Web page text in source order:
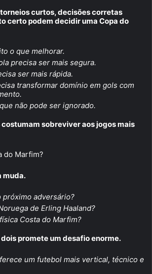
curtos, decisões corretas
certo podem decidir uma Copa do
o que melhorar.
precisa ser mais segura.
ser mais rápida.
transformar domínio em gols com
não pode ser ignorado.
sobreviver aos jogos mais
do Marfim?
muda.
próximo adversário?
de Erling Haaland?
Costa do Marfim?
promete um desafio enorme.
um futebol mais vertical, técnico e